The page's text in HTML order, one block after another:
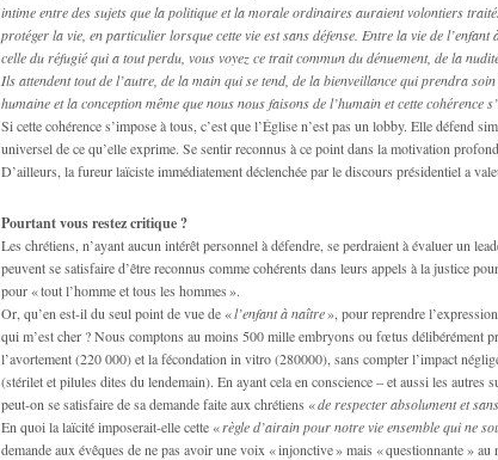
intime entre des sujets que la politique et la morale ordinaires auraient volontiers
protéger la vie, en particulier lorsque cette vie est sans défense. Entre la vie de
celle du réfugié qui a tout perdu, vous voyez ce trait commun du dénuement, de la
Ils attendent tout de l’autre, de la main qui se tend, de la bienveillance qui prendra
humaine et la conception même que nous nous faisons de l’humain et cette cohérence
Si cette cohérence s’impose à tous, c’est que l’Église n’est pas un lobby. Elle défend
universel de ce qu’elle exprime. Se sentir reconnus à ce point dans la motivation
D’ailleurs, la fureur laïciste immédiatement déclenchée par le discours présidentiel a
Pourtant vous restez critique ?
Les chrétiens, n’ayant aucun intérêt personnel à défendre, se perdraient à évaluer un
peuvent se satisfaire d’être reconnus comme cohérents dans leurs appels à la justice
pour « tout l’homme et tous les hommes ».
Or, qu’en est-il du seul point de vue de «l’enfant à naître», pour reprendre
qui m’est cher ? Nous comptons au moins 500 mille embryons ou fœtus délibérément
l’avortement (220 000) et la fécondation in vitro (280000), sans compter l’impact
(stérilet et pilules dites du lendemain). En ayant cela en conscience – et aussi les
peut-on se satisfaire de sa demande faite aux chrétiens «de respecter absolument et
En quoi la laïcité imposerait-elle cette «règle d’airain pour notre vie ensemble qui ne
demande aux évêques de ne pas avoir une voix « injonctive » mais « questionnante » au